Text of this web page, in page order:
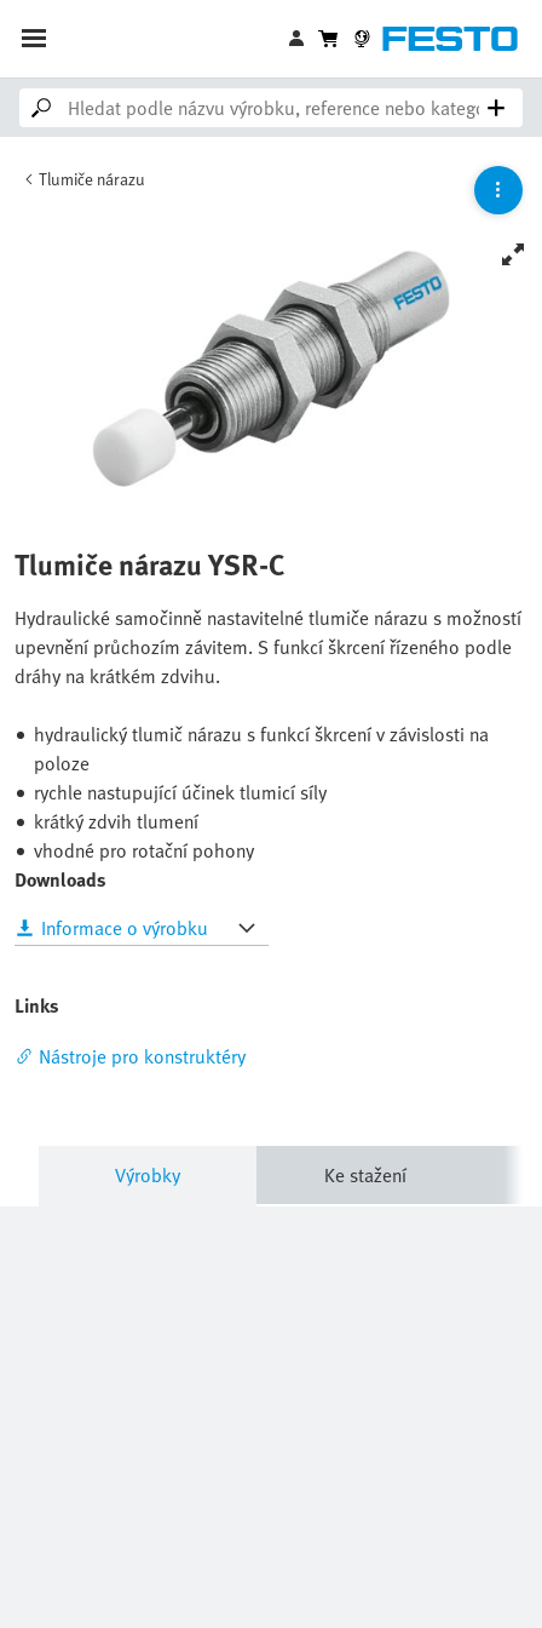
Tlumiče nárazu
Tlumiče nárazu YSR-C
Hydraulické samočinně nastavitelné tlumiče nárazu s možností
upevnění průchozím závitem. S funkcí škrcení řízeného podle
dráhy na krátkém zdvihu.
hydraulický tlumič nárazu s funkcí škrcení v závislosti na
poloze
rychle nastupující účinek tlumicí síly
krátký zdvih tlumení
vhodné pro rotační pohony
Downloads
Informace o výrobku
Links
Nástroje pro konstruktéry
Výrobky Ke stažení